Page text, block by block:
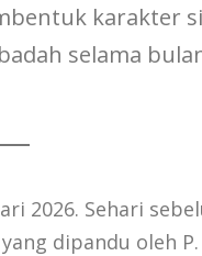
karakter
selama
2026. Sehari
yang dipandu oleh